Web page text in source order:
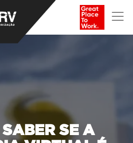
SE A